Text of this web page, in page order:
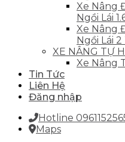
Xe Nâng
Ngồi Lái
Xe Nâng
Ngồi Lái 2
XE NÂNG TỰ
Xe Nâng
Tin Tức
Liên Hệ
Đăng nhập
Hotline
Maps